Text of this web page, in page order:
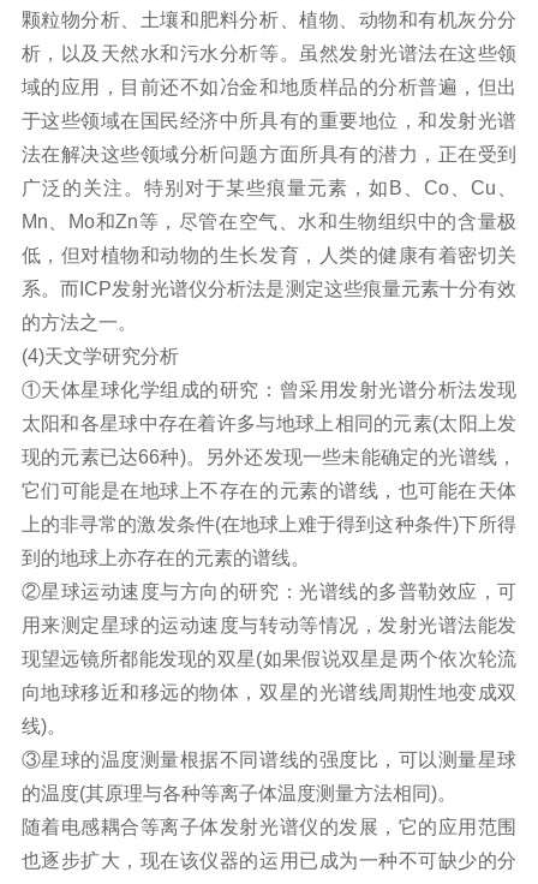
颗粒物分析、土壤和肥料分析、植物、动物和有机灰分分
析，以及天然水和污水分析等。虽然发射光谱法在这些领
域的应用，目前还不如冶金和地质样品的分析普遍，但出
于这些领域在国民经济中所具有的重要地位，和发射光谱
法在解决这些领域分析问题方面所具有的潜力，正在受到
广泛的关注。特别对于某些痕量元素，如B、Co、Cu、
Mn、Mo和Zn等，尽管在空气、水和生物组织中的含量极
低，但对植物和动物的生长发育，人类的健康有着密切关
系。而ICP发射光谱仪分析法是测定这些痕量元素十分有效
的方法之一。
(4)天文学研究分析
①天体星球化学组成的研究：曾采用发射光谱分析法发现
太阳和各星球中存在着许多与地球上相同的元素(太阳上发
现的元素已达66种)。另外还发现一些未能确定的光谱线，
它们可能是在地球上不存在的元素的谱线，也可能在天体
上的非寻常的激发条件(在地球上难于得到这种条件)下所得
到的地球上亦存在的元素的谱线。
②星球运动速度与方向的研究：光谱线的多普勒效应，可
用来测定星球的运动速度与转动等情况，发射光谱法能发
现望远镜所都能发现的双星(如果假说双星是两个依次轮流
向地球移近和移远的物体，双星的光谱线周期性地变成双
线)。
③星球的温度测量根据不同谱线的强度比，可以测量星球
的温度(其原理与各种等离子体温度测量方法相同)。
随着电感耦合等离子体发射光谱仪的发展，它的应用范围
也逐步扩大，现在该仪器的运用已成为一种不可缺少的分